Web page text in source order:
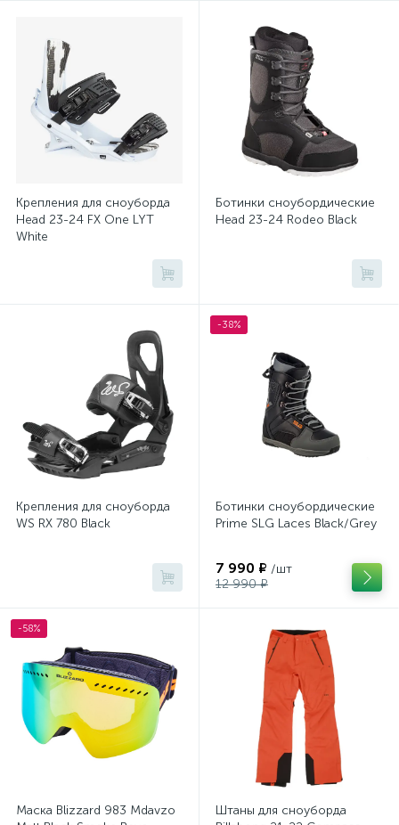
Штаны для сноуборда
Крепления для сноуборда
Head 23-24 FX One LYT
White
Ботинки сноубордические
Head 23-24 Rodeo Black
Крепления для сноуборда
WS RX 780 Black
-38%
Ботинки сноубордические
Prime SLG Laces Black/Grey
7 990 ₽ /шт
12 990 ₽
-58%
Маска Blizzard 983 Mdavzo
Штаны для сноуборда